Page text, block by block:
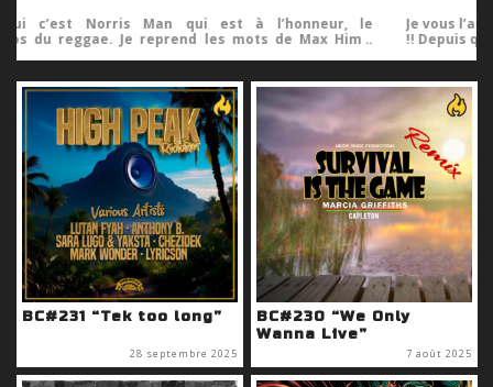
Je vous l’ai annoncé : cette année c’est les 20 ans du podcast
!! Depuis que j’ai conscience de ça je…
BC#231 “Tek too long”
28 septembre 2025
BC#230 “We Only
Wanna Live”
7 août 2025